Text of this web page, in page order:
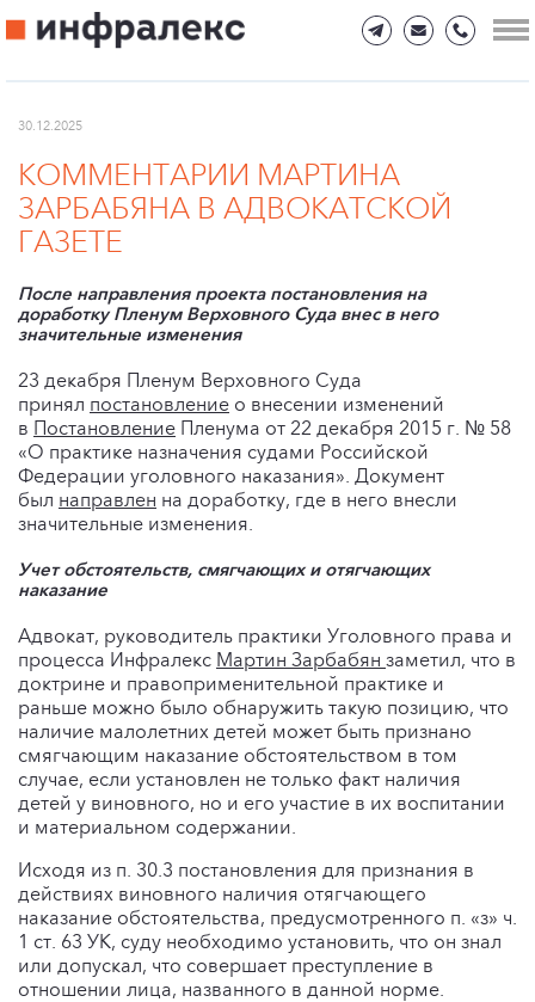
30.12.2025
КОММЕНТАРИИ МАРТИНА
ЗАРБАБЯНА В АДВОКАТСКОЙ
ГАЗЕТЕ
После направления проекта постановления на
доработку Пленум Верховного Суда внес в него
значительные изменения
23 декабря Пленум Верховного Суда
принял постановление о внесении изменений
в Постановление Пленума от 22 декабря 2015 г. № 58
«О практике назначения судами Российской
Федерации уголовного наказания». Документ
был направлен на доработку, где в него внесли
значительные изменения.
Учет обстоятельств, смягчающих и отягчающих
наказание
Адвокат, руководитель практики Уголовного права и
процесса Инфралекс Мартин Зарбабян заметил, что в
доктрине и правоприменительной практике и
раньше можно было обнаружить такую позицию, что
наличие малолетних детей может быть признано
смягчающим наказание обстоятельством в том
случае, если установлен не только факт наличия
детей у виновного, но и его участие в их воспитании
и материальном содержании.
Исходя из п. 30.3 постановления для признания в
действиях виновного наличия отягчающего
наказание обстоятельства, предусмотренного п. «з» ч.
1 ст. 63 УК, суду необходимо установить, что он знал
или допускал, что совершает преступление в
отношении лица, названного в данной норме.